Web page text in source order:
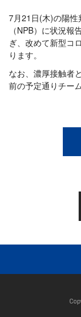
7月21日(木)の陽
（NPB）に状況
ぎ、改めて新型コ
ります。
なお、濃厚接触者
前の予定通りチー